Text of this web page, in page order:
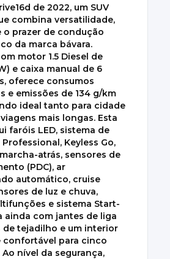
de 2022, um SUV
combina versatilidade,
o prazer de condução
da marca bávara.
motor 1.5 Diesel de
e caixa manual de 6
oferece consumos
e emissões de 134 g/km
ideal tanto para cidade
mais longas. Esta
faróis LED, sistema de
Keyless Go,
atrás, sensores de
(PDC), ar
automático, cruise
de luz e chuva,
e sistema Start-
ainda com jantes de liga
de tejadilho e um interior
confortável para cinco
nível da segurança,